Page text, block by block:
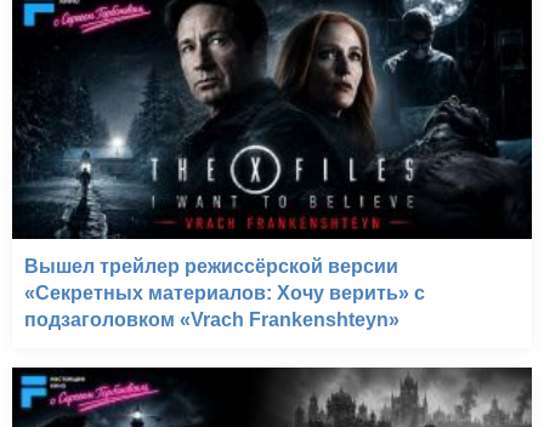
Вышел трейлер режиссёрской версии
«Секретных материалов: Хочу верить» с
подзаголовком «Vrach Frankenshteyn»